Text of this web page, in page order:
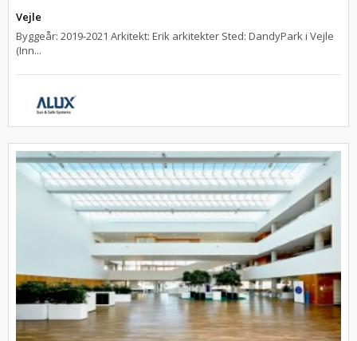
Vejle
Byggeår: 2019-2021 Arkitekt: Erik arkitekter Sted: DandyPark i Vejle
(Inn...